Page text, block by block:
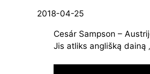
2018-04-25
Cesár Sampson –
Jis atliks anglišką dainą